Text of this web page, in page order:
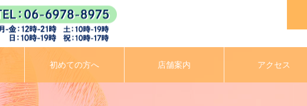
初めての方へ 店舗案内 アクセス